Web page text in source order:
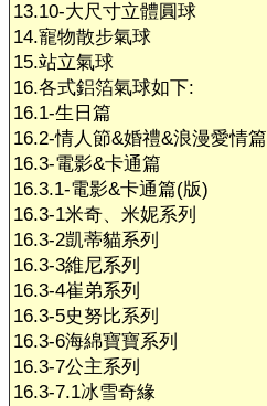
13.10-大尺寸立體圓球
14.寵物散步氣球
15.站立氣球
16.各式鋁箔氣球如下:
16.1-生日篇
16.2-情人節&婚禮&浪漫愛情篇
16.3-電影&卡通篇
16.3.1-電影&卡通篇(版)
16.3-1米奇、米妮系列
16.3-2凱蒂貓系列
16.3-3維尼系列
16.3-4崔弟系列
16.3-5史努比系列
16.3-6海綿寶寶系列
16.3-7公主系列
16.3-7.1冰雪奇緣